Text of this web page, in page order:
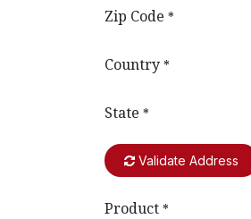
Zip Code *
Country *
State *
Validate Address
Product *